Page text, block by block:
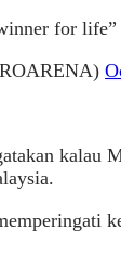
for life”
kalau